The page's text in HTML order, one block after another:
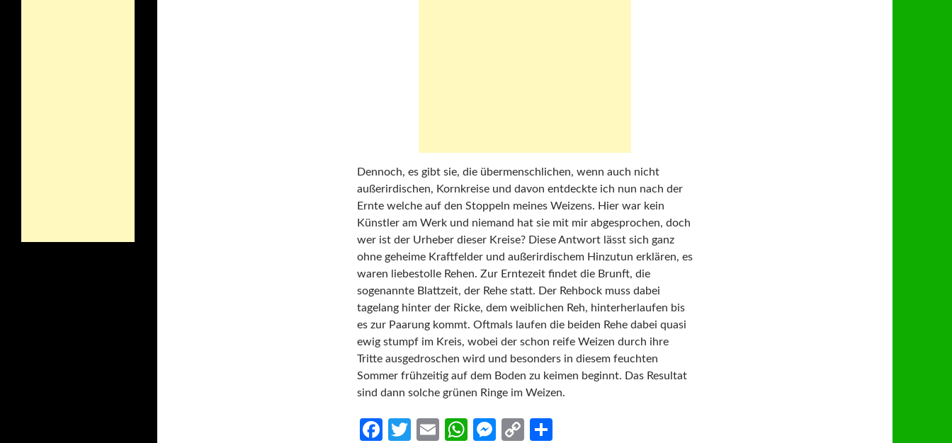
Dennoch, es gibt sie, die übermenschlichen, wenn auch nicht
außerirdischen, Kornkreise und davon entdeckte ich nun nach der
Ernte welche auf den Stoppeln meines Weizens. Hier war kein
Künstler am Werk und niemand hat sie mit mir abgesprochen, doch
wer ist der Urheber dieser Kreise? Diese Antwort lässt sich ganz
ohne geheime Kraftfelder und außerirdischem Hinzutun erklären, es
waren liebestolle Rehen. Zur Erntezeit findet die Brunft, die
sogenannte Blattzeit, der Rehe statt. Der Rehbock muss dabei
tagelang hinter der Ricke, dem weiblichen Reh, hinterherlaufen bis
es zur Paarung kommt. Oftmals laufen die beiden Rehe dabei quasi
ewig stumpf im Kreis, wobei der schon reife Weizen durch ihre
Tritte ausgedroschen wird und besonders in diesem feuchten
Sommer frühzeitig auf dem Boden zu keimen beginnt. Das Resultat
sind dann solche grünen Ringe im Weizen.
Fa
T
E
W
M
C